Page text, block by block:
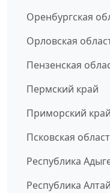
Оренбургская
Орловская
Пензенская
Пермский край
Приморский край
Псковская
Республика
Республика Алтай